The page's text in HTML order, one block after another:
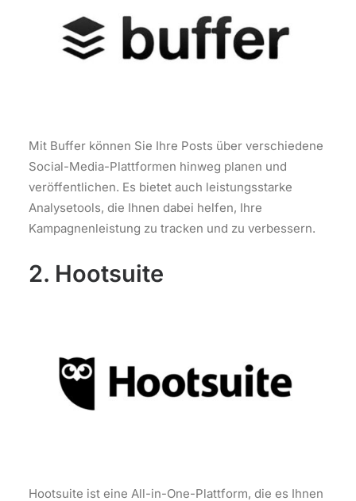
Mit Buffer können Sie Ihre Posts über verschiedene
Social-Media-Plattformen hinweg planen und
veröffentlichen. Es bietet auch leistungsstarke
Analysetools, die Ihnen dabei helfen, Ihre
Kampagnenleistung zu tracken und zu verbessern.
2. Hootsuite
Hootsuite ist eine All-in-One-Plattform, die es Ihnen